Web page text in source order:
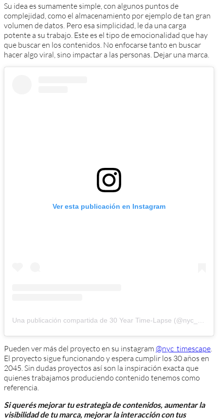
Su idea es sumamente simple, con algunos puntos de
complejidad, como el almacenamiento por ejemplo de tan gran
volumen de datos. Pero esa simplicidad, le da una carga
potente a su trabajo. Este es el tipo de emocionalidad que hay
que buscar en los contenidos. No enfocarse tanto en buscar
hacer algo viral, sino impactar a las personas. Dejar una marca.
Ver esta publicación en Instagram
Pueden ver más del proyecto en su instagram @nyc_timescape.
El proyecto sigue funcionando y espera cumplir los 30 años en
2045. Sin dudas proyectos así son la inspiración exacta que
quienes trabajamos produciendo contenido tenemos como
referencia.
Si querés mejorar tu estrategia de contenidos, aumentar la
visibilidad de tu marca, mejorar la interacción con tus